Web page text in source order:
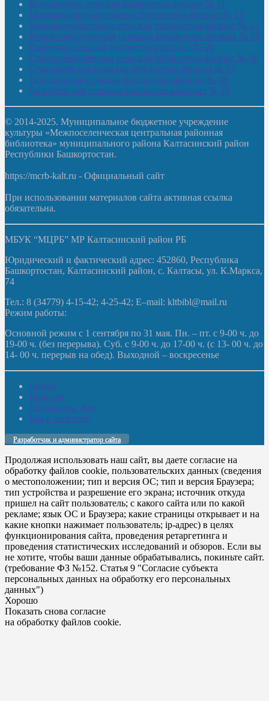
Кучашевская сельская библиотека-филиал № 11
Малокачаковская сельская библиотека-филиал № 12
Нижнекачмашевская сельская библиотека-филиал № 14
Новокильбахтинская сельская библиотека-филиал № 19
Сазовская сельская библиотека-филиал № 20
Староорьебашевская сельская библиотека-филиал № 16
Старояшевская сельская библиотека-филиал № 17
Тюльдинская сельская библиотека-филиал № 18
Чилибеевская сельская библиотека-филиал № 10
© 2014-2025. Муниципальное бюджетное учреждение
культуры «Межпоселенческая центральная районная
библиотека» муниципального района Калтасинский район
Республики Башкортостан.
https://mcrb-kalt.ru - Официальный сайт
При использовании материалов сайта активная ссылка
обязательна.
МБУК “МЦРБ” МР Калтасинский район РБ
Юридический и фактический адрес: 452860, Республика
Башкортостан, Калтасинский район, с. Калтасы, ул. К.Маркса,
74
Тел.: 8 (34779) 4-15-42; 4-25-42; E–mail: kltbibl@mail.ru
Режим работы:
Основной режим с 1 сентября по 31 мая. Пн. – пт. с 9-00 ч. до
19-00 ч. (без перерыва). Суб. с 9-00 ч. до 17-00 ч. (с 13- 00 ч. до
14- 00 ч. перерыв на обед). Выходной – воскресенье
Домой
Новости
Документы. Все
Мы в соцсетях
Разработчик и администратор сайта
Продолжая использовать наш сайт, вы даете согласие на
обработку файлов cookie, пользовательских данных (сведения
о местоположении; тип и версия ОС; тип и версия Браузера;
тип устройства и разрешение его экрана; источник откуда
пришел на сайт пользователь; с какого сайта или по какой
рекламе; язык ОС и Браузера; какие страницы открывает и на
какие кнопки нажимает пользователь; ip-адрес) в целях
функционирования сайта, проведения ретаргетинга и
проведения статистических исследований и обзоров. Если вы
не хотите, чтобы ваши данные обрабатывались, покиньте сайт.
(требование ФЗ №152. Статья 9 "Согласие субъекта
персональных данных на обработку его персональных
данных")
Хорошо
Показать снова согласие
на обработку файлов cookie.